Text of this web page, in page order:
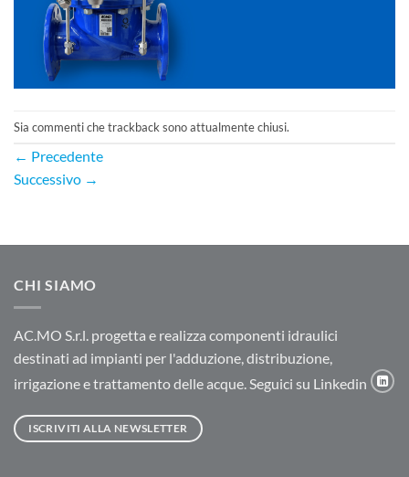
Sia commenti che trackback sono attualmente chiusi.
← Precedente
Successivo →
CHI SIAMO
AC.MO S.r.l. progetta e realizza componenti idraulici
destinati ad impianti per l'adduzione, distribuzione,
irrigazione e trattamento delle acque. Seguici su Linkedin
ISCRIVITI ALLA NEWSLETTER